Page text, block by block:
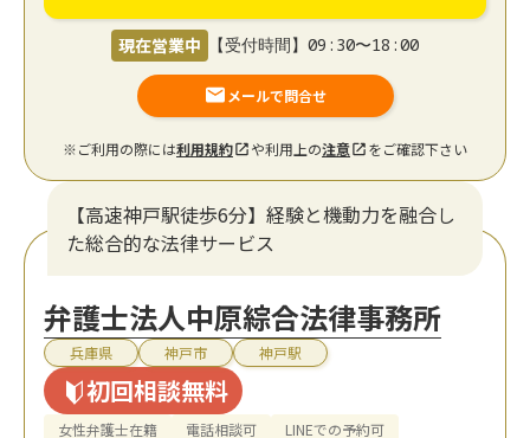
現在営業中 【受付時間】09:30〜18:00
メールで問合せ
※ご利用の際には利用規約 や利用上の注意 をご確認下さい
【高速神戸駅徒歩6分】経験と機動力を融合し
た総合的な法律サービス
弁護士法人中原綜合法律事務所
兵庫県 神戸市 神戸駅
初回相談無料
女性弁護士在籍 電話相談可 LINEでの予約可